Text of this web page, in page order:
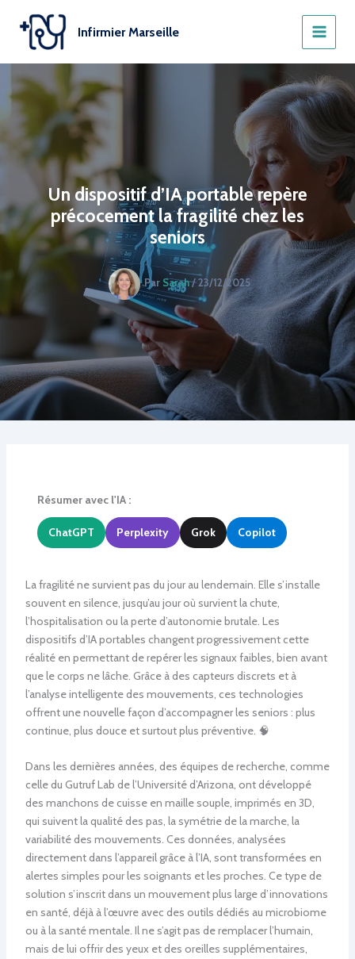
contenu
Infirmier Marseille
Un dispositif d’IA portable repère
précocement la fragilité chez les
seniors
Par Sarah/23/12/2025
Résumer avec l'IA :
ChatGPT Perplexity Grok Copilot
La fragilité ne survient pas du jour au lendemain. Elle s’installe
souvent en silence, jusqu’au jour où survient la chute,
l’hospitalisation ou la perte d’autonomie brutale. Les
dispositifs d’IA portables changent progressivement cette
réalité en permettant de repérer les signaux faibles, bien avant
que le corps ne lâche. Grâce à des capteurs discrets et à
l’analyse intelligente des mouvements, ces technologies
offrent une nouvelle façon d’accompagner les seniors : plus
continue, plus douce et surtout plus préventive. 🧠
Dans les dernières années, des équipes de recherche, comme
celle du Gutruf Lab de l’Université d’Arizona, ont développé
des manchons de cuisse en maille souple, imprimés en 3D,
qui suivent la qualité des pas, la symétrie de la marche, la
variabilité des mouvements. Ces données, analysées
directement dans l’appareil grâce à l’IA, sont transformées en
alertes simples pour les soignants et les proches. Ce type de
solution s’inscrit dans un mouvement plus large d’innovations
en santé, déjà à l’œuvre avec des outils dédiés au microbiome
ou à la santé mentale. Il ne s’agit pas de remplacer l’humain,
mais de lui offrir des yeux et des oreilles supplémentaires,